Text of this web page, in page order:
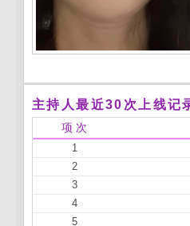
主持人最近30次上线记
项 次
1
2
3
4
5